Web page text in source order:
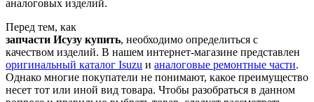
аналоговых изделий.
Перед тем, как
запчасти Исузу купить, необходимо определиться с
качеством изделий. В нашем интернет-магазине представлен
оригинальный каталог Isuzu и аналоговые ремонтные части.
Однако многие покупатели не понимают, какое преимущество
несет тот или иной вид товара. Чтобы разобраться в данном